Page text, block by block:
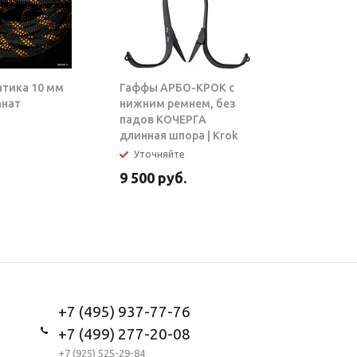
10 мм
Гаффы АРБО-КРОК с
нижним ремнем, без
падов КОЧЕРГА
длинная шпора | Krok
Уточняйте
9 500 руб.
+7 (495) 937-77-76
+7 (499) 277-20-08
+7 (925) 525-29-84